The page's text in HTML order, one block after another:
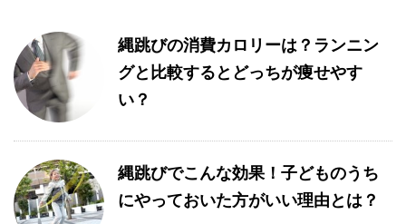
縄跳びの消費カロリーは？ランニン
グと比較するとどっちが痩せやす
い？
縄跳びでこんな効果！子どものうち
にやっておいた方がいい理由とは？